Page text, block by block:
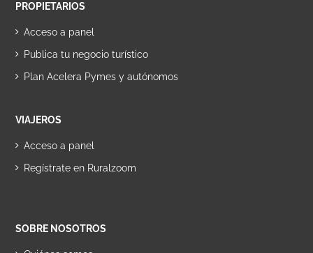
PROPIETARIOS
Acceso a panel
Publica tu negocio turístico
Plan Acelera Pymes y autónomos
VIAJEROS
Acceso a panel
Regístrate en Ruralzoom
SOBRE NOSOTROS